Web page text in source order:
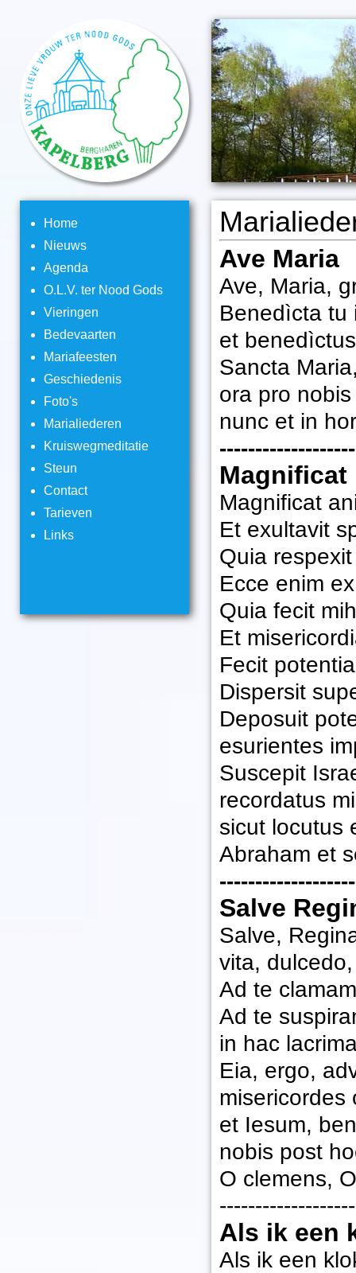
Home
Nieuws
Agenda
O.L.V. ter Nood Gods
Vieringen
Bedevaarten
Mariafeesten
Geschiedenis
Foto's
Marialiederen
Kruiswegmeditatie
Steun
Contact
Tarieven
Links
Ave Maria
Ave, Maria,
Benedìcta tu
et
Sancta
ora pro
nunc et in
Magnificat
Magnificat
Et exultavit
Quia
Ecce enim
Quia fecit
Et
Fecit
Dispersit
Deposuit
esurientes
Suscepit
recordatus
sicut locutus
Abraham et
Salve
Salve,
vita,
Ad te
Ad te
in hac
Eia, ergo,
misericordes
et Iesum,
nobis post
O clemens,
Als ik een
Als ik een